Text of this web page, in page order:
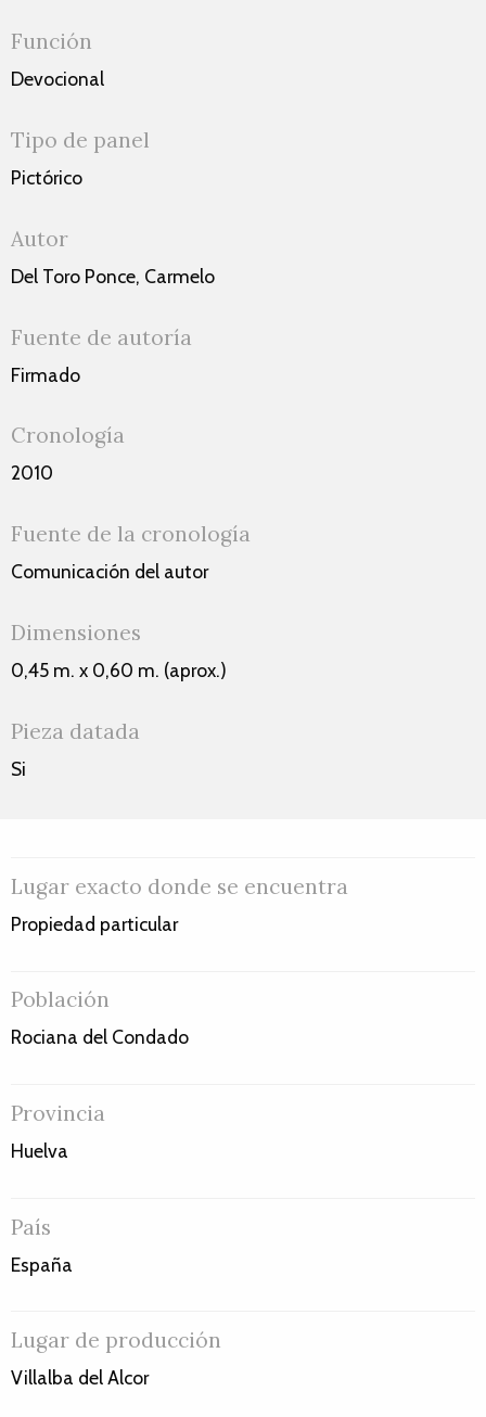
Función
Devocional
Tipo de panel
Pictórico
Autor
Del Toro Ponce, Carmelo
Fuente de autoría
Firmado
Cronología
2010
Fuente de la cronología
Comunicación del autor
Dimensiones
0,45 m. x 0,60 m. (aprox.)
Pieza datada
Si
Lugar exacto donde se encuentra
Propiedad particular
Población
Rociana del Condado
Provincia
Huelva
País
España
Lugar de producción
Villalba del Alcor